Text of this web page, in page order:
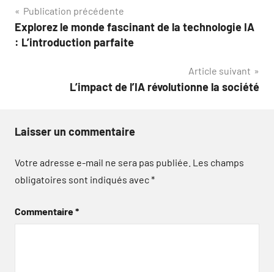
Navigation
de
Publication précédente
Explorez le monde fascinant de la technologie IA
: L’introduction parfaite
Article suivant
L’impact de l’IA révolutionne la société
Laisser un commentaire
Votre adresse e-mail ne sera pas publiée. Les champs
obligatoires sont indiqués avec*
Commentaire*